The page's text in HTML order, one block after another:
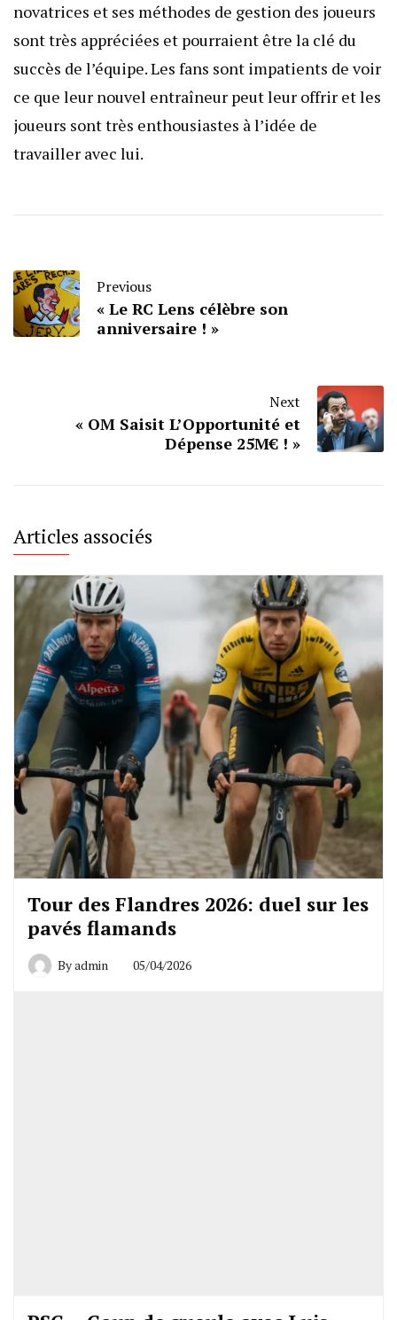
novatrices et ses méthodes de gestion des joueurs
sont très appréciées et pourraient être la clé du
succès de l’équipe. Les fans sont impatients de voir
ce que leur nouvel entraîneur peut leur offrir et les
joueurs sont très enthousiastes à l’idée de
travailler avec lui.
Previous
« Le RC Lens célèbre son
anniversaire ! »
Next
« OM Saisit L’Opportunité et
Dépense 25M€ ! »
Articles associés
Tour des Flandres 2026: duel sur les
pavés flamands
Byadmin 05/04/2026